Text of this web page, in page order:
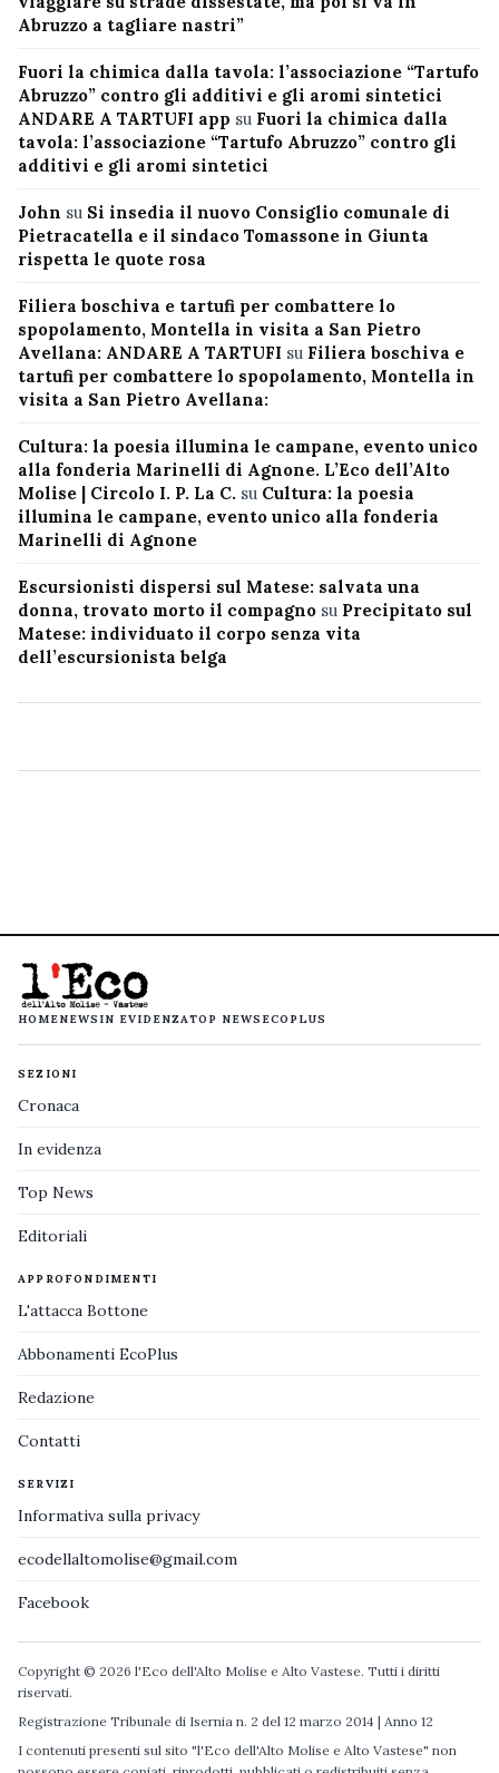
Abruzzo a tagliare nastri”
Fuori la chimica dalla tavola: l’associazione “Tartufo
Abruzzo” contro gli additivi e gli aromi sintetici
ANDARE A TARTUFI app su Fuori la chimica dalla
tavola: l’associazione “Tartufo Abruzzo” contro gli
additivi e gli aromi sintetici
John su Si insedia il nuovo Consiglio comunale di
Pietracatella e il sindaco Tomassone in Giunta
rispetta le quote rosa
Filiera boschiva e tartufi per combattere lo
spopolamento, Montella in visita a San Pietro
Avellana: ANDARE A TARTUFI su Filiera boschiva e
tartufi per combattere lo spopolamento, Montella in
visita a San Pietro Avellana:
Cultura: la poesia illumina le campane, evento unico
alla fonderia Marinelli di Agnone. L’Eco dell’Alto
Molise | Circolo I. P. La C. su Cultura: la poesia
illumina le campane, evento unico alla fonderia
Marinelli di Agnone
Escursionisti dispersi sul Matese: salvata una
donna, trovato morto il compagno su Precipitato sul
Matese: individuato il corpo senza vita
dell’escursionista belga
HOMENEWS IN EVIDENZATOP NEWS ECOPLUS
SEZIONI
Cronaca
In evidenza
Top News
Editoriali
APPROFONDIMENTI
L'attacca Bottone
Abbonamenti EcoPlus
Redazione
Contatti
SERVIZI
Informativa sulla privacy
ecodellaltomolise@gmail.com
Facebook
Copyright © 2026 l'Eco dell'Alto Molise e Alto Vastese. Tutti i diritti
riservati.
Registrazione Tribunale di Isernia n. 2 del 12 marzo 2014 | Anno 12
I contenuti presenti sul sito "l'Eco dell'Alto Molise e Alto Vastese" non